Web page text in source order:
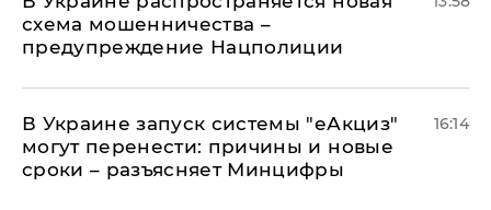
схема мошенничества –
предупреждение Нацполиции
В Украине запуск системы "еАкциз"
могут перенести: причины и новые
сроки – разъясняет Минцифры
16:14